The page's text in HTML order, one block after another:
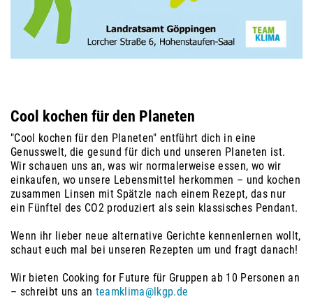
Cool kochen für den Planeten
"Cool kochen für den Planeten" entführt dich in eine
Genusswelt, die gesund für dich und unseren Planeten ist.
Wir schauen uns an, was wir normalerweise essen, wo wir
einkaufen, wo unsere Lebensmittel herkommen – und kochen
zusammen Linsen mit Spätzle nach einem Rezept, das nur
ein Fünftel des CO2 produziert als sein klassisches Pendant.
Wenn ihr lieber neue alternative Gerichte kennenlernen wollt,
schaut euch mal bei unseren Rezepten um und fragt danach!
Wir bieten Cooking for Future für Gruppen ab 10 Personen an
– schreibt uns an teamklima@lkgp.de